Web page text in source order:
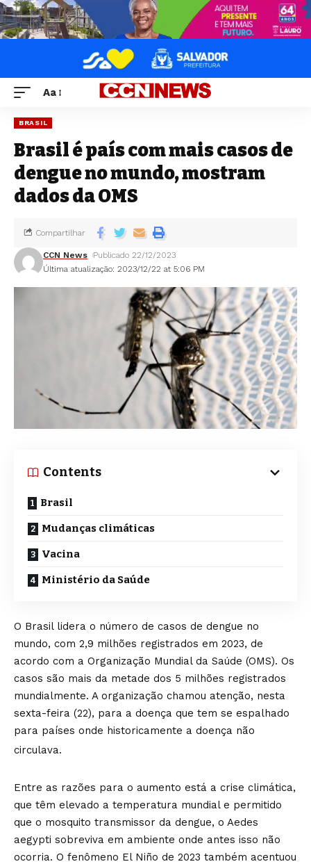
Aa
BRASIL
Brasil é país com mais casos de
dengue no mundo, mostram
dados da OMS
Última atualização: 2023/12/22 at 5:06 PM
CCN News Publicado 22/12/2023
Compartilhar
Contents
Brasil
Mudanças climáticas
Vacina
Ministério da Saúde
O Brasil lidera o número de casos de dengue no
mundo, com 2,9 milhões registrados em 2023, de
acordo com a Organização Mundial da Saúde (OMS). Os
casos são mais da metade dos 5 milhões registrados
mundialmente. A organização chamou atenção, nesta
sexta-feira (22), para a doença que tem se espalhado
para países onde historicamente a doença não
circulava.
Entre as razões para o aumento está a crise climática,
que têm elevado a temperatura mundial e permitido
que o mosquito transmissor da dengue, o Aedes
aegypti sobreviva em ambiente onde antes isso não
ocorria. O fenômeno El Niño de 2023 também acentuou